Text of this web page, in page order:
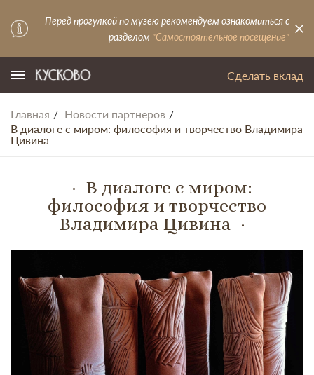
Перед прогулкой по музею рекомендуем ознакомиться с
разделом "Самостоятельное посещение"
Сделать вклад
Главная
Новости партнеров
В диалоге с миром: философия и творчество Владимира
Цивина
В диалоге с миром:
философия и творчество
Владимира Цивина